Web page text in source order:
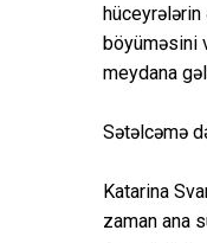
böyüməsini
meydana
Sətəlcəmə
Katarina
zaman ana